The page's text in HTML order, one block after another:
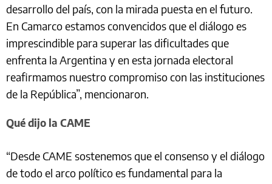
desarrollo del país, con la mirada puesta en el futuro.
En Camarco estamos convencidos que el diálogo es
imprescindible para superar las dificultades que
enfrenta la Argentina y en esta jornada electoral
reafirmamos nuestro compromiso con las instituciones
de la República”, mencionaron.
Qué dijo la CAME
“Desde CAME sostenemos que el consenso y el diálogo
de todo el arco político es fundamental para la